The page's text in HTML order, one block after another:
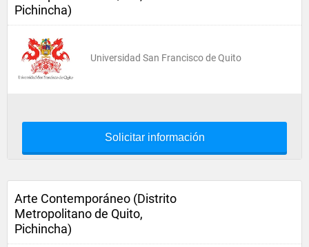
Pichincha)
Universidad San Francisco de Quito
Solicitar información
Arte Contemporáneo (Distrito
Metropolitano de Quito,
Pichincha)